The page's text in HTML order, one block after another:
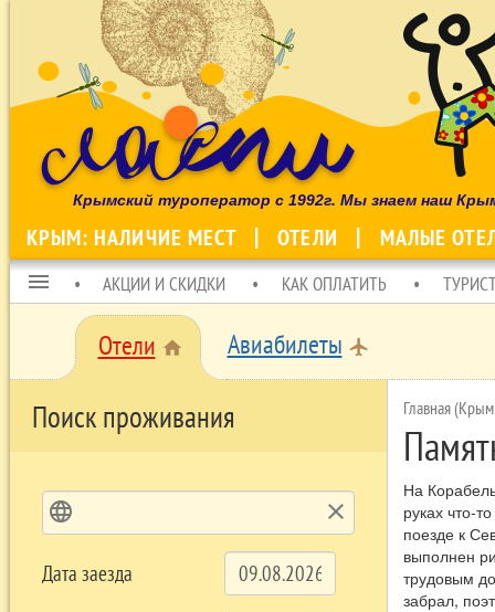
Крымский туроператор с 1992г. Мы знаем наш
КРЫМ: НАЛИЧИЕ МЕСТ ОТЕЛИ МАЛЫЕ
menu АКЦИИ И СКИДКИ КАК ОПЛАТИТЬ
Отели home Авиабилеты local_airport
Поиск проживания
language clear
Дата заезда
Главная
На
руках что-
поезде к
выполнен
трудовым
забрал,